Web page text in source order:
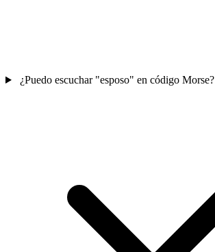
¿Puedo escuchar "esposo" en código Morse?